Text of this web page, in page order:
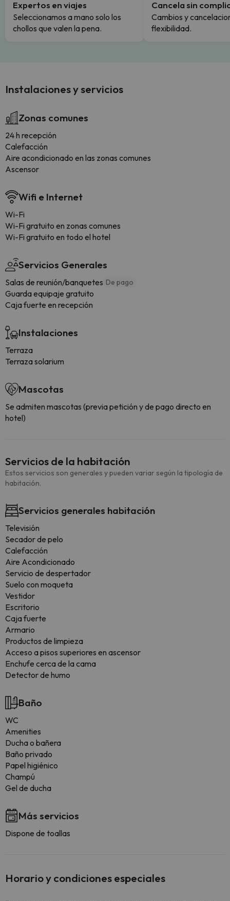
Expertos en viajes
Seleccionamos a mano solo los
chollos que valen la pena.
Cancela sin
Cambios y
flexibilidad.
Instalaciones y servicios
Zonas comunes
24 h recepción
Calefacción
Aire acondicionado en las zonas comunes
Ascensor
Wifi e Internet
Wi-Fi
Wi-Fi gratuito en zonas comunes
Wi-Fi gratuito en todo el hotel
Servicios Generales
Salas de reunión/banquetes De pago
Guarda equipaje gratuito
Caja fuerte en recepción
Instalaciones
Terraza
Terraza solarium
Mascotas
Se admiten mascotas (previa petición y de pago directo en
hotel)
Servicios de la habitación
Estos servicios son generales y pueden variar según la tipología de
habitación.
Servicios generales habitación
Televisión
Secador de pelo
Calefacción
Aire Acondicionado
Servicio de despertador
Suelo con moqueta
Vestidor
Escritorio
Caja fuerte
Armario
Productos de limpieza
Acceso a pisos superiores en ascensor
Enchufe cerca de la cama
Detector de humo
Baño
WC
Amenities
Ducha o bañera
Baño privado
Papel higiénico
Champú
Gel de ducha
Más servicios
Dispone de toallas
Horario y condiciones especiales